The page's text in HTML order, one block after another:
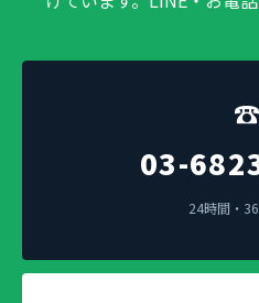
☎
03-
24時間・